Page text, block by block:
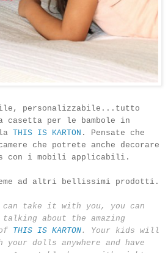
personalizzabile...tutto
casetta per le bambole in
THIS IS KARTON .
Pensate che
che potrete anche decorare
con i mobili applicabili.
ad altri bellissimi prodotti.
can take it with you, you can
about the amazing
THIS IS KARTON. Your kids will
your dolls anywhere and have